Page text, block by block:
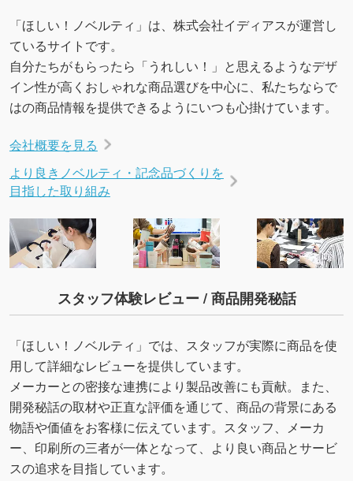
「ほしい！ノベルティ」は、株式会社イディアスが運営し
ているサイトです。
自分たちがもらったら「うれしい！」と思えるようなデザ
イン性が高くおしゃれな商品選びを中心に、私たちならで
はの商品情報を提供できるようにいつも心掛けています。
会社概要を見る
より良きノベルティ・記念品づくりを
目指した取り組み
スタッフ体験レビュー / 商品開発秘話
「ほしい！ノベルティ」では、スタッフが実際に商品を使
用して詳細なレビューを提供しています。
メーカーとの密接な連携により製品改善にも貢献。また、
開発秘話の取材や正直な評価を通じて、商品の背景にある
物語や価値をお客様に伝えています。スタッフ、メーカ
ー、印刷所の三者が一体となって、より良い商品とサービ
スの追求を目指しています。